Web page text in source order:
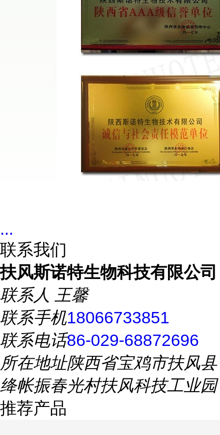
...
联系我们
扶风斯诺特生物科技有限公司
联系人 王馨
联系手机18066733851
联系电话86-029-68872696
所在地址陕西省宝鸡市扶风县
绛帐振春光村扶风科技工业园
推荐产品